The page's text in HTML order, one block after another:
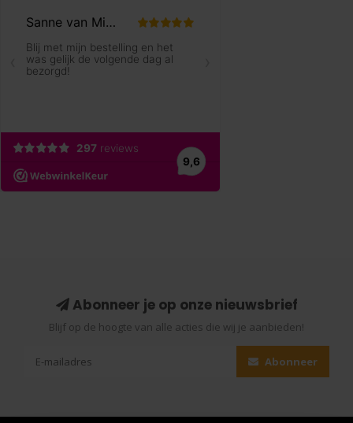
Abonneer je op onze nieuwsbrief
Blijf op de hoogte van alle acties die wij je aanbieden!
Abonneer